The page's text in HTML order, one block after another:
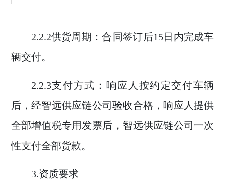
2.2.2供货周期：合同签订后15日内完成车
辆交付。
2.2.3支付方式： 响应人 按约定交付车辆
后，经智远供应链公司验收合格， 响应人提供
全部增值税专用发票后， 智远供应链公司 一次
性支付全部货款。
3.资质要求